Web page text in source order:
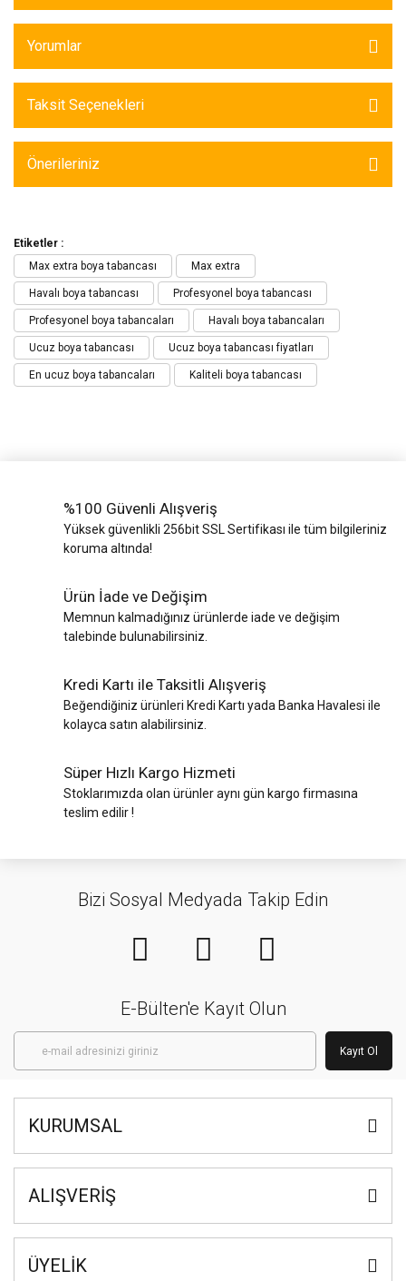
Yorumlar
Taksit Seçenekleri
Önerileriniz
Etiketler :
Max extra boya tabancası
Max extra
Havalı boya tabancası Profesyonel boya tabancası
Profesyonel boya tabancaları Havalı boya tabancaları
Ucuz boya tabancası Ucuz boya tabancası fiyatları
En ucuz boya tabancaları Kaliteli boya tabancası
%100 Güvenli Alışveriş
Yüksek güvenlikli 256bit SSL Sertifikası ile tüm bilgileriniz
koruma altında!
Ürün İade ve Değişim
Memnun kalmadığınız ürünlerde iade ve değişim
talebinde bulunabilirsiniz.
Kredi Kartı ile Taksitli Alışveriş
Beğendiğiniz ürünleri Kredi Kartı yada Banka Havalesi ile
kolayca satın alabilirsiniz.
Süper Hızlı Kargo Hizmeti
Stoklarımızda olan ürünler aynı gün kargo firmasına
teslim edilir !
Bizi Sosyal Medyada Takip Edin
E-Bülten'e Kayıt Olun
Kayıt Ol
KURUMSAL
ALIŞVERİŞ
ÜYELİK